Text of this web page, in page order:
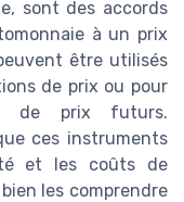
sont des accords
à un prix
être utilisés
de prix ou pour
de prix futurs.
ces instruments
et les coûts de
les comprendre